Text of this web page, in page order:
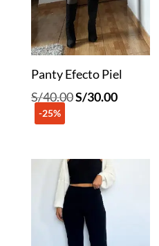
Panty Efecto Piel
S/40.00El
S/40.00.
S/30.00El
-25%